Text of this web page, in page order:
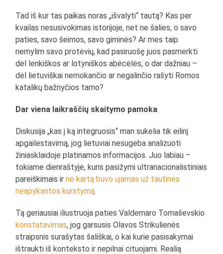
Tad iš kur tas paikas noras „išvalyti“ tautą? Kas per
kvailas nesusivokimas istorijoje, net ne šalies, o savo
paties, savo šeimos, savo giminės? Ar mes taip
nemylim savo protėvių, kad pasiruošę juos pasmerkti
dėl lenkiškos ar lotyniškos abėcėlės, o dar dažniau –
dėl lietuviškai nemokančio ar negalinčio rašyti Romos
katalikų bažnyčios tarno?
Dar viena laikraščių skaitymo pamoka
Diskusija „kas į ką integruosis“ man sukelia tik eilinį
apgailestavimą, jog lietuviai nesugeba analizuoti
žiniasklaidoje platinamos informacijos. Juo labiau –
tokiame dienraštyje, kuris pasižymi ultranacionalistiniais
pareiškimais irne kartą buvo ujamas už tautinės
neapykantos kurstymą.
Tą geriausiai iliustruoja paties Valdemaro Tomaševskio
konstatavimas, jog garsusis Olavos Strikulienės
straipsnis surašytas šališkai, o kai kurie pasisakymai
ištraukti iš konteksto ir nepilnai cituojami. Realią